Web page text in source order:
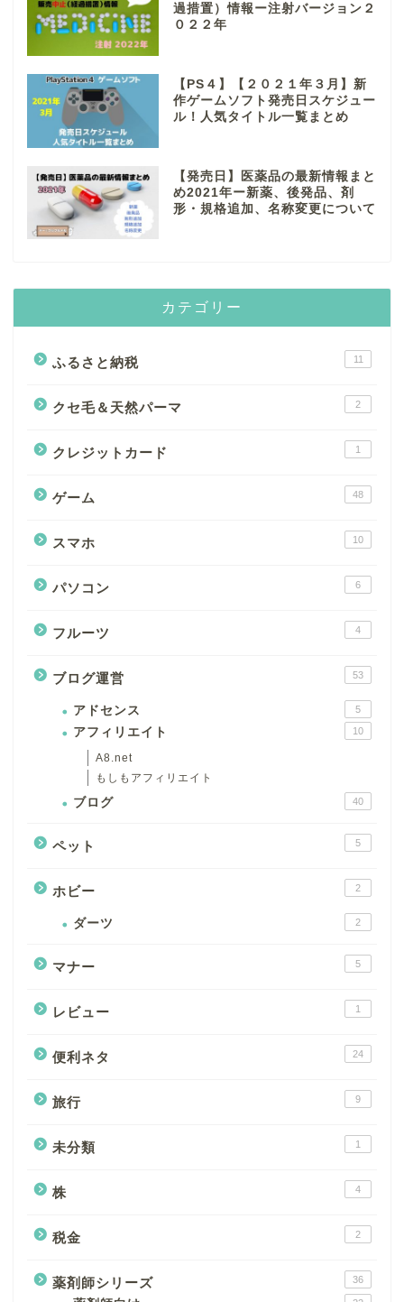
過措置）情報ー注射バージョン２
０２２年
【PS４】【２０２１年３月】新
作ゲームソフト発売日スケジュー
ル！人気タイトル一覧まとめ
【発売日】医薬品の最新情報まと
め2021年ー新薬、後発品、剤
形・規格追加、名称変更について
カテゴリー
ふるさと納税 11
クセ毛＆天然パーマ 2
クレジットカード 1
ゲーム 48
スマホ 10
パソコン 6
フルーツ 4
ブログ運営 53
アドセンス 5
アフィリエイト 10
A8.net
もしもアフィリエイト
ブログ 40
ペット 5
ホビー 2
ダーツ 2
マナー 5
レビュー 1
便利ネタ 24
旅行 9
未分類 1
株 4
税金 2
薬剤師シリーズ 36